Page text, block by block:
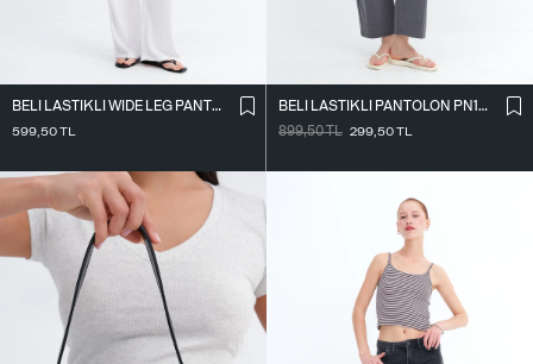
BELI LASTIKLI WIDE LEG PANTOLON PN2622
599,50TL
BELI LASTIKLI PANTOLON PN18178
899,50TL 299,50TL